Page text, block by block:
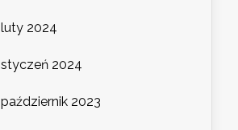
luty 2024
styczeń 2024
październik 2023